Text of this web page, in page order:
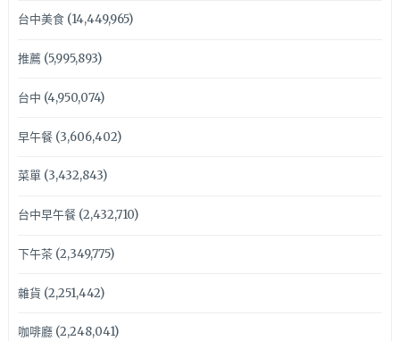
台中美食(14,449,965)
推薦(5,995,893)
台中 (4,950,074)
早午餐(3,606,402)
菜單(3,432,843)
台中早午餐(2,432,710)
下午茶(2,349,775)
雜貨 (2,251,442)
咖啡廳(2,248,041)